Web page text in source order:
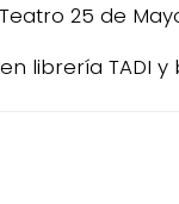
25 de
librería TADI